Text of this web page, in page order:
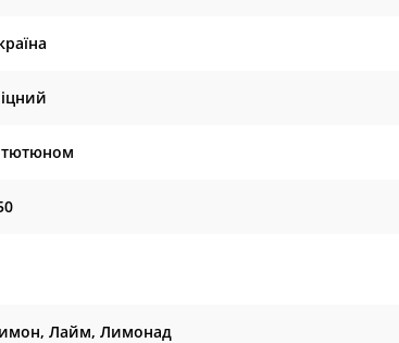
Лайм, Лимонад